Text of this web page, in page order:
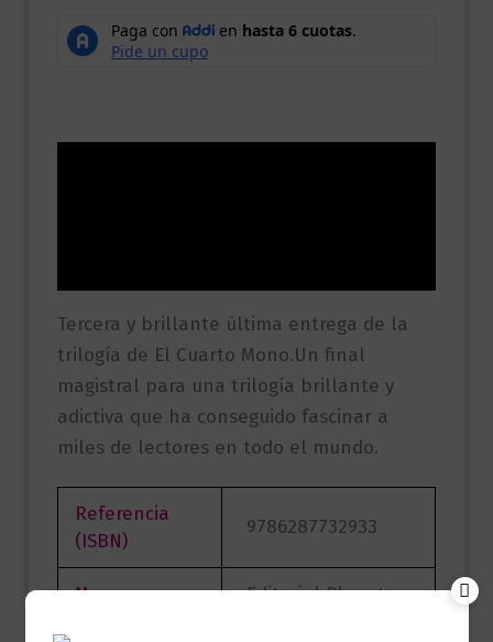
Tercera y brillante última entrega de la
trilogía de El Cuarto Mono.Un final
magistral para una trilogía brillante y
adictiva que ha conseguido fascinar a
miles de lectores en todo el mundo.
Referencia
(ISBN)
9786287732933
Marca Editorial Planeta